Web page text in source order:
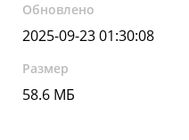
Обновлено
2025-09-23 01:30:08
Размер
58.6 МБ